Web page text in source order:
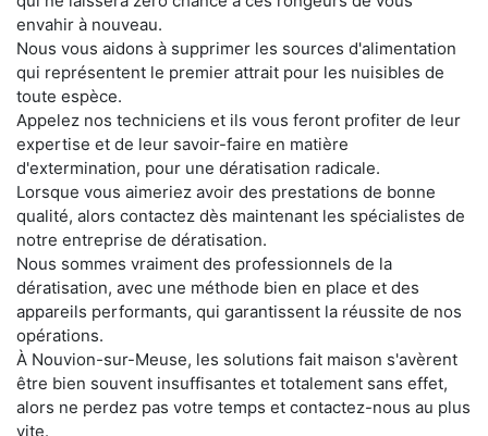
envahir à nouveau.
Nous vous aidons à supprimer les sources d'alimentation
qui représentent le premier attrait pour les nuisibles de
toute espèce.
Appelez nos techniciens et ils vous feront profiter de leur
expertise et de leur savoir-faire en matière
d'extermination, pour une dératisation radicale.
Lorsque vous aimeriez avoir des prestations de bonne
qualité, alors contactez dès maintenant les spécialistes de
notre entreprise de dératisation.
Nous sommes vraiment des professionnels de la
dératisation, avec une méthode bien en place et des
appareils performants, qui garantissent la réussite de nos
opérations.
À Nouvion-sur-Meuse, les solutions fait maison s'avèrent
être bien souvent insuffisantes et totalement sans effet,
alors ne perdez pas votre temps et contactez-nous au plus
vite.